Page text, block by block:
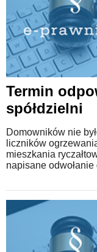
Termin
spółdzielni
Domowników nie
liczników
mieszkania
napisane odwołanie